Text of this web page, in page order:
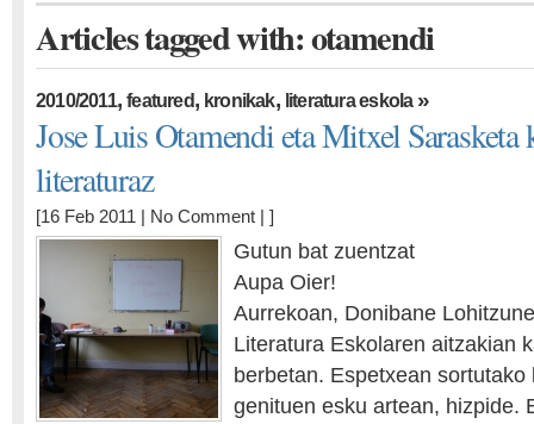
Articles tagged with: otamendi
2010/2011,featured, kronikak, literatura eskola»
Jose Luis Otamendi eta Mitxel Sarasketa
literaturaz
[16 Feb 2011 | No Comment | ]
Gutun bat zuentzat
Aupa Oier!
Aurrekoan, Donibane
Literatura Eskolaren aitzakian
berbetan. Espetxean sortutako
genituen esku artean, hizpide.